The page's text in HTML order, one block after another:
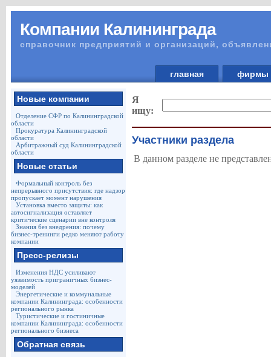
Компании Калининграда
справочник предприятий и организаций,
главная
Новые компании
Отделение СФР по Калининградской
области
Прокуратура Калининградской
области
Арбитражный суд Калининградской
области
Новые статьи
Формальный контроль без
непрерывного присутствия: где надзор
пропускает момент нарушения
Установка вместо защиты: как
автосигнализация оставляет
критические сценарии вне контроля
Знания без внедрения: почему
бизнес-тренинги редко меняют работу
компании
Пресс-релизы
Изменения НДС усиливают
уязвимость приграничных бизнес-
моделей
Энергетические и коммунальные
компании Калининграда: особенности
регионального рынка
Туристические и гостиничные
компании Калининграда: особенности
регионального бизнеса
Обратная связь
Я
ищу:
Участники раздела
В данном разделе не